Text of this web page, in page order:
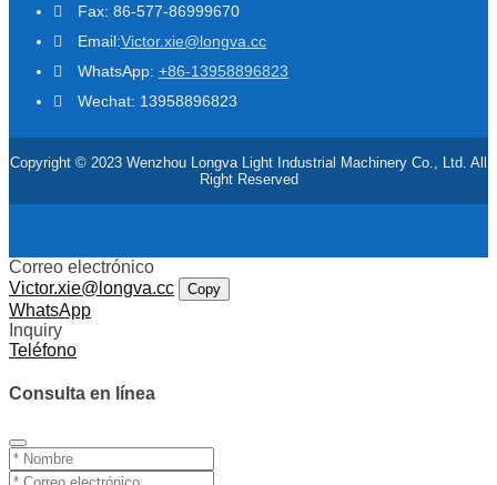
Fax: 86-577-86999670
Email:Victor.xie@longva.cc
WhatsApp: +86-13958896823
Wechat: 13958896823
Copyright © 2023 Wenzhou Longva Light Industrial Machinery Co., Ltd. All
Right Reserved
Correo electrónico
Victor.xie@longva.cc
Copy
WhatsApp
Inquiry
Teléfono
Consulta en línea